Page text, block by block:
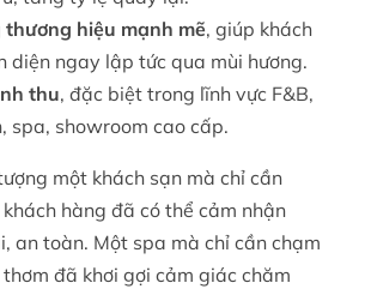
hiệu mạnh mẽ, giúp khách
diện ngay lập tức qua mùi hương.
thu, đặc biệt trong lĩnh vực F&B,
spa, showroom cao cấp.
một khách sạn mà chỉ cần
hàng đã có thể cảm nhận
an toàn. Một spa mà chỉ cần chạm
thơm đã khơi gợi cảm giác chăm